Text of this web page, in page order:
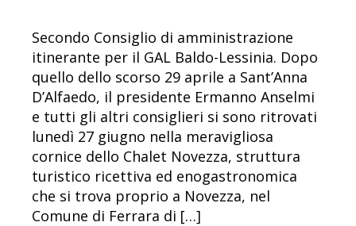
Secondo Consiglio di amministrazione
itinerante per il GAL Baldo-Lessinia. Dopo
quello dello scorso 29 aprile a Sant’Anna
D’Alfaedo, il presidente Ermanno Anselmi
e tutti gli altri consiglieri si sono ritrovati
lunedì 27 giugno nella meravigliosa
cornice dello Chalet Novezza, struttura
turistico ricettiva ed enogastronomica
che si trova proprio a Novezza, nel
Comune di Ferrara di […]